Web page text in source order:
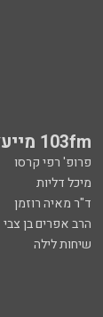
103fm מייעצים
פרופ' רפי קרסו
מיכל דליות
ד"ר מאיה רוזמן
הרב אפרים בן צבי
שיחות לילה